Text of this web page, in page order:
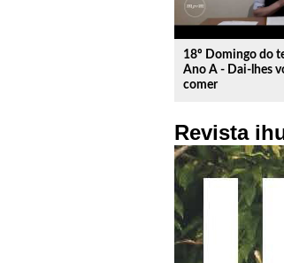
18º Domingo do
Ano A - Dai-lhes
comer
Revista